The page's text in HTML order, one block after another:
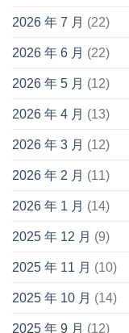
2026 年 7 月 (22)
2026 年 6 月 (22)
2026 年 5 月 (12)
2026 年 4 月 (13)
2026 年 3 月 (12)
2026 年 2 月 (11)
2026 年 1 月 (14)
2025 年 12 月 (9)
2025 年 11 月 (10)
2025 年 10 月 (14)
2025 年 9 月 (12)